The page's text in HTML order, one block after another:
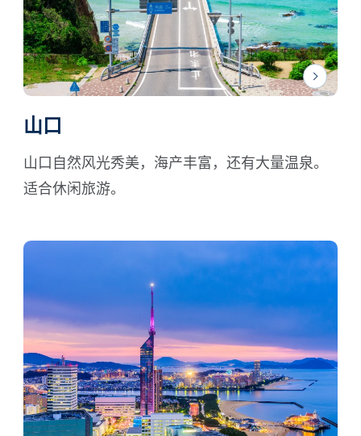
山口
山口自然风光秀美，海产丰富，还有大量温泉。
适合休闲旅游。